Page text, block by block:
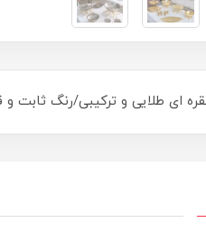
ای طلایی و ترکیبی/رنگ